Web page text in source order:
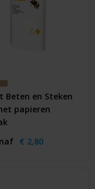
Beten en Steken
papieren
€ 2,80